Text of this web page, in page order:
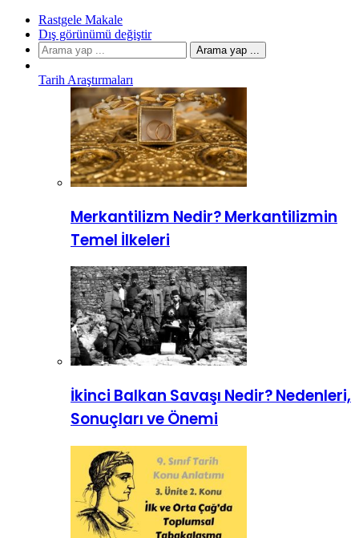
Rastgele Makale
Dış görünümü değiştir
Arama yap ...
Tarih Araştırmaları
Merkantilizm Nedir? Merkantilizmin
Temel İlkeleri
İkinci Balkan Savaşı Nedir? Nedenleri,
Sonuçları ve Önemi